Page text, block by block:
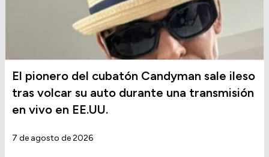
El pionero del cubatón Candyman sale ileso
tras volcar su auto durante una transmisión
en vivo en EE.UU.
7 de agosto de 2026